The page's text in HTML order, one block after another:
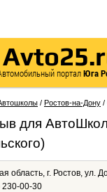
порталЮга
/ Ростов-на-Дону /
для
область, г. Ростов, ул.
230-00-30